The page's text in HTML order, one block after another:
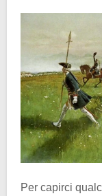
Per capirci